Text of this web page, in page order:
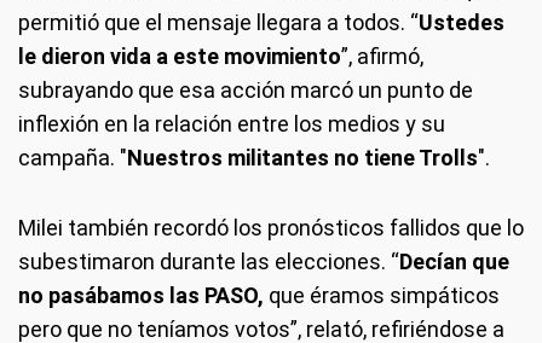
permitió que el mensaje llegara a todos. “Ustedes
le dieron vida a este movimiento”, afirmó,
subrayando que esa acción marcó un punto de
inflexión en la relación entre los medios y su
campaña. "Nuestros militantes no tiene Trolls".
Milei también recordó los pronósticos fallidos que lo
subestimaron durante las elecciones. “Decían que
no pasábamos las PASO, que éramos simpáticos
pero que no teníamos votos”, relató, refiriéndose a